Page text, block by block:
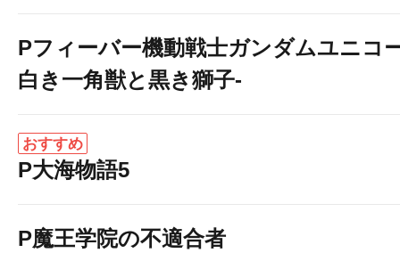
Pフィーバー機動戦士ガンダムユニコ
白き一角獣と黒き獅子-
おすすめ
P大海物語5
P魔王学院の不適合者